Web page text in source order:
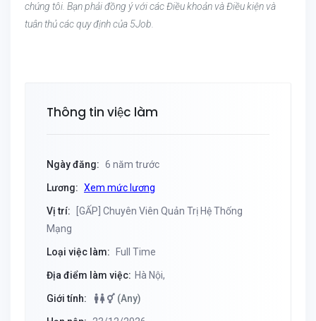
chúng tôi. Bạn phải đồng ý với các Điều khoản và Điều kiện và
tuân thủ các quy định của 5Job.
Thông tin việc làm
Ngày đăng: 6 năm trước
Lương: Xem mức lương
Vị trí:
[GẤP] Chuyên Viên Quản Trị Hệ Thống
Mạng
Loại việc làm: Full Time
Địa điểm làm việc: Hà Nội,
Giới tính: (Any)